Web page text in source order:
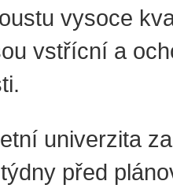
vysoce
vstřícní a
univerzita
před